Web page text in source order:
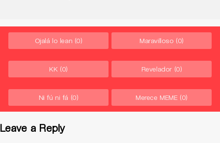
Ojalá lo lean (0) Maravilloso (0)
KK (0) Revelador (0)
Ni fú ni fá (0) Merece MEME (0)
Leave a Reply